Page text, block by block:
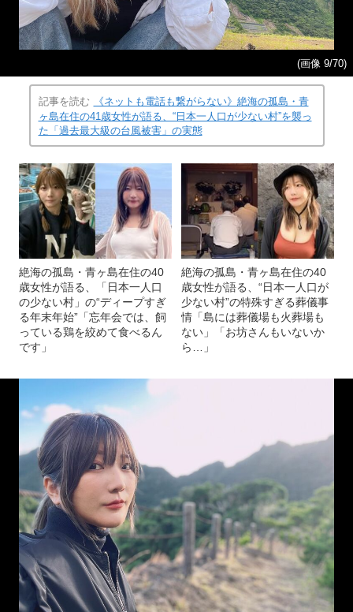
(画像 9/70)
記事を読む
《ネットも電話も繋がらない》絶海の孤島・青
ヶ島在住の41歳女性が語る、“日本一人口が少ない村”を襲っ
た「過去最大級の台風被害」の実態
絶海の孤島・青ヶ島在住の40
歳女性が語る、「日本一人口
の少ない村」の“ディープすぎ
る年末年始”「忘年会では、飼
っている鶏を絞めて食べるん
です」
絶海の孤島・青ヶ島在住の40
歳女性が語る、“日本一人口が
少ない村”の特殊すぎる葬儀事
情「島には葬儀場も火葬場も
ない」「お坊さんもいないか
ら…」